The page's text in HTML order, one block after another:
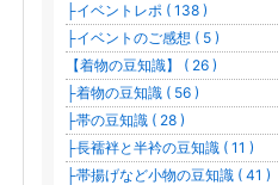
├イベントレポ ( 138 )
├イベントのご感想 ( 5 )
【着物の豆知識】 ( 26 )
├着物の豆知識 ( 56 )
├帯の豆知識 ( 28 )
├長襦袢と半衿の豆知識 ( 11 )
├帯揚げなど小物の豆知識 ( 41 )